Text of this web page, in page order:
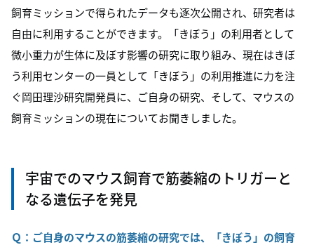
飼育ミッションで得られたデータも逐次公開され、研究者は
自由に利用することができます。「きぼう」の利用者として
微小重力が生体に及ぼす影響の研究に取り組み、現在はきぼ
う利用センターの一員として「きぼう」の利用推進に力を注
ぐ岡田理沙研究開発員に、ご自身の研究、そして、マウスの
飼育ミッションの現在についてお聞きしました。
宇宙でのマウス飼育で筋萎縮のトリガーと
なる遺伝子を発見
Ｑ：ご自身のマウスの筋萎縮の研究では、「きぼう」の飼育